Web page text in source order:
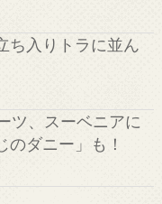
ち入りトラに並ん
ツ、スーベニアに
ダニー」も！